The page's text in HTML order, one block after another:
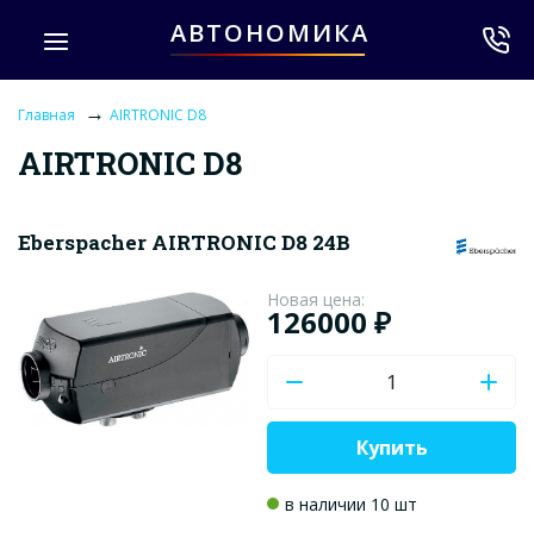
АВТОНОМИКА
Главная → AIRTRONIC D8
AIRTRONIC D8
Eberspacher AIRTRONIC D8 24В
Новая цена:
126000 ₽
Купить
в наличии 10 шт